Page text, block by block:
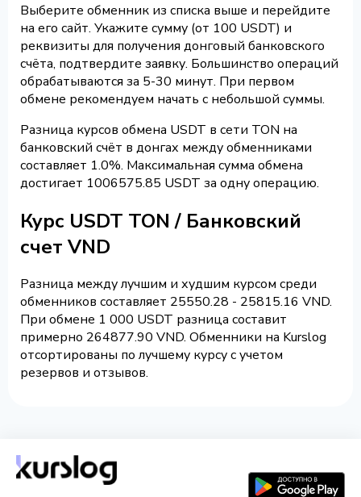
Выберите обменник из списка выше и перейдите
на его сайт. Укажите сумму (от 100 USDT) и
реквизиты для получения донговый банковского
счёта, подтвердите заявку. Большинство операций
обрабатываются за 5-30 минут. При первом
обмене рекомендуем начать с небольшой суммы.
Разница курсов обмена USDT в сети TON на
банковский счёт в донгах между обменниками
составляет 1.0%. Максимальная сумма обмена
достигает 1006575.85 USDT за одну операцию.
Курс USDT TON / Банковский
счет VND
Разница между лучшим и худшим курсом среди
обменников составляет 25550.28 - 25815.16 VND.
При обмене 1 000 USDT разница составит
примерно 264877.90 VND. Обменники на Kurslog
отсортированы по лучшему курсу с учетом
резервов и отзывов.